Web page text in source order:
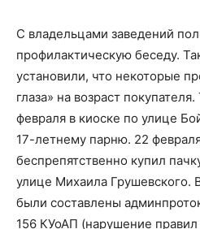
С владельцами заведений
профилактическую беседу.
установили, что некоторые
глаза» на возраст
февраля в киоске по улице
17-летнему парню. 22
беспрепятственно купил
улице Михаила Грушевского.
были составлены
156 КУоАП (нарушение